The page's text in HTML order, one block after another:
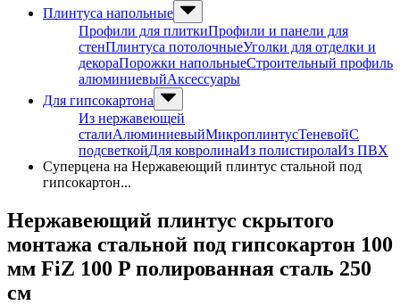
Плинтуса напольные
Профили для плиткиПрофили и панели для
стенПлинтуса потолочныеУголки для отделки и
декораПорожки напольныеСтроительный профиль
алюминиевыйАксессуары
Для гипсокартона
Из нержавеющей
сталиАлюминиевыйМикроплинтусТеневойС
подсветкойДля ковролинаИз полистиролаИз ПВХ
Суперцена на Нержавеющий плинтус стальной под
гипсокартон...
Нержавеющий плинтус скрытого
монтажа стальной под гипсокартон 100
мм FiZ 100 P полированная сталь 250
см